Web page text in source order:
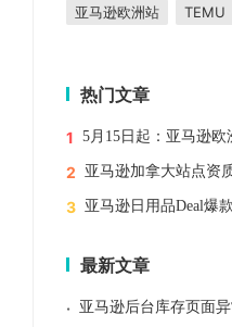
亚马逊欧洲站
TEMU
DeepSeek
亚马逊站外推广体系课
Deal平台
亚马逊选品
站外引流
选品策略
热门文章
1 5月15日起：亚马逊欧
2 亚马逊加拿大站点资
3 亚马逊日用品Deal爆
最新文章
· 亚马逊后台库存页面